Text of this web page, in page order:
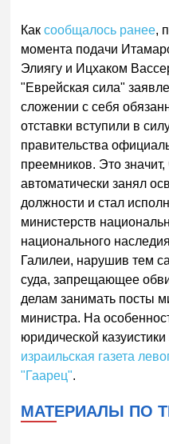
Каксообщалось ранее,
момента подачи
Элиягу и Ицхаком
"Еврейская сила"
сложении с себя
отставки вступили в
правительства
преемников. Это
автоматически занял
должности и стал
министерств
национального
Галилеи, нарушив тем
суда, запрещающее
делам занимать посты
министра. На
юридической
израильская газета
"Гаарец".
МАТЕРИАЛЫ ПО